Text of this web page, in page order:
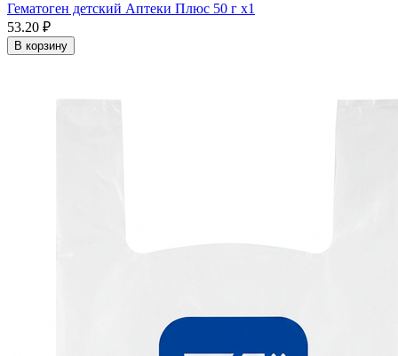
Гематоген детский Аптеки Плюс 50 г x1
53.20 ₽
В корзину